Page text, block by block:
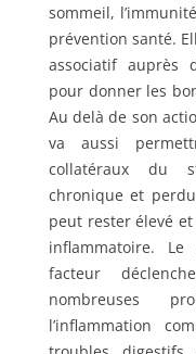
sommeil,
prévention santé.
associatif auprès
pour donner les
Au delà de son
va aussi
collatéraux du
chronique et
peut rester élevé
inflammatoire.
facteur
nombreuses
l’inflammation